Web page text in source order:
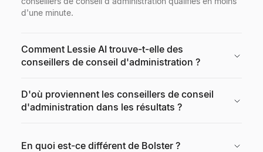
d'une minute.
Comment Lessie AI trouve-t-elle des
conseillers de conseil d'administration ?
D'où proviennent les conseillers de conseil
d'administration dans les résultats ?
En quoi est-ce différent de Bolster ?